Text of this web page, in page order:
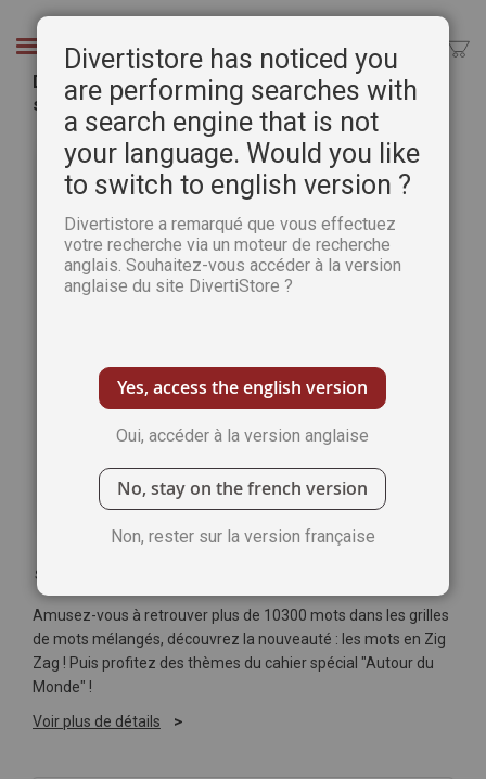
Chercher
Démêle Mots Pause Détente 23 - Avec un cahier
spécial "Autour du Monde"
galerie
d’images
Soyez le premier à commenter ce produit
Amusez-vous à retrouver plus de 10300 mots dans les grilles
de mots mélangés, découvrez la nouveauté : les mots en Zig
Zag ! Puis profitez des thèmes du cahier spécial "Autour du
Monde" !
Voir plus de détails
Divertistore has noticed you
are performing searches with
a search engine that is not
your language. Would you like
to switch to english version ?
Divertistore a remarqué que vous effectuez
votre recherche via un moteur de recherche
anglais. Souhaitez-vous accéder à la version
anglaise du site DivertiStore ?
Yes, access the english version
Oui, accéder à la version anglaise
No, stay on the french version
Non, rester sur la version française